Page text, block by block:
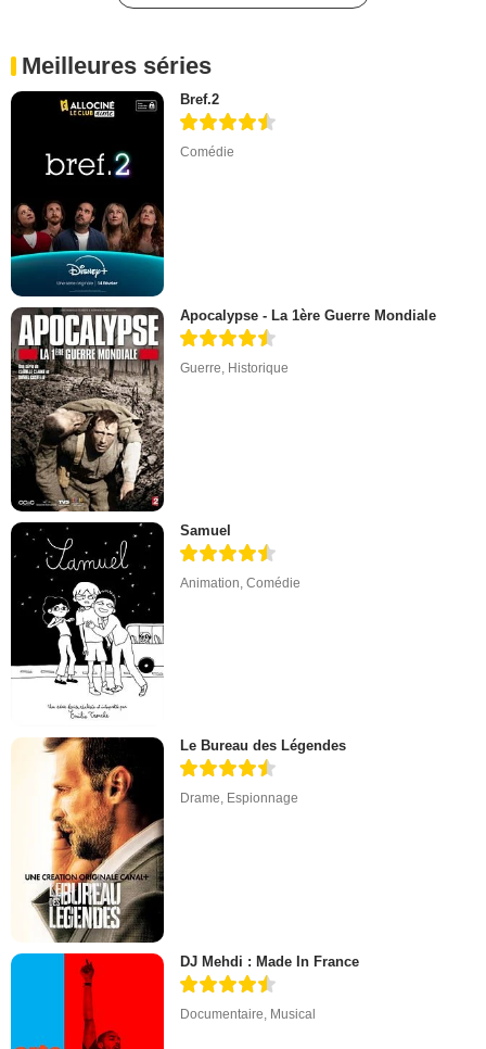
Meilleures séries
Bref.2
Comédie
Apocalypse - La 1ère Guerre Mondiale
Guerre Historique
Samuel
Animation,Comédie
Le Bureau des Légendes
Drame, Espionnage
DJ Mehdi : Made In France
Documentaire Musical